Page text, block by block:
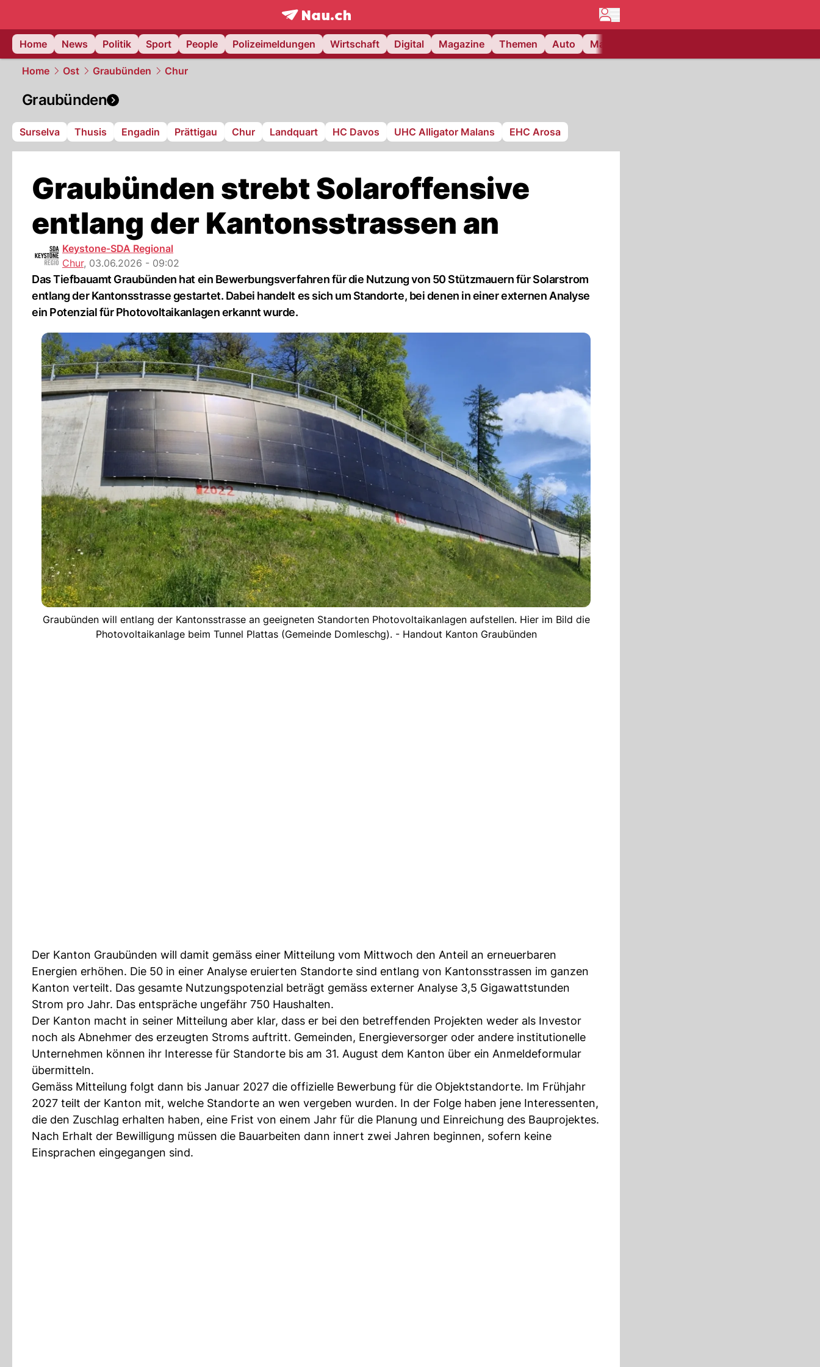
frontpage.NAU.ch
Home
News Politik Sport People Polizeimeldungen Wirtschaft Digital Magazine Themen Auto Matchcenter
Home Ost Graubünden Chur
Graubünden
Surselva Thusis Engadin Prättigau Chur Landquart HC Davos UHC Alligator Malans EHC Arosa
Graubünden strebt Solaroffensive
entlang der Kantonsstrassen an
Keystone-SDA Regional
Chur, 03.06.2026 - 09:02
Das Tiefbauamt Graubünden hat ein Bewerbungsverfahren für die Nutzung von 50 Stützmauern für Solarstrom
entlang der Kantonsstrasse gestartet. Dabei handelt es sich um Standorte, bei denen in einer externen Analyse
ein Potenzial für Photovoltaikanlagen erkannt wurde.
Graubünden will entlang der Kantonsstrasse an geeigneten Standorten Photovoltaikanlagen aufstellen. Hier im Bild die
Photovoltaikanlage beim Tunnel Plattas (Gemeinde Domleschg). - Handout Kanton Graubünden
Der Kanton Graubünden will damit gemäss einer Mitteilung vom Mittwoch den Anteil an erneuerbaren
Energien erhöhen. Die 50 in einer Analyse eruierten Standorte sind entlang von Kantonsstrassen im ganzen
Kanton verteilt. Das gesamte Nutzungspotenzial beträgt gemäss externer Analyse 3,5 Gigawattstunden
Strom pro Jahr. Das entspräche ungefähr 750 Haushalten.
Der Kanton macht in seiner Mitteilung aber klar, dass er bei den betreffenden Projekten weder als Investor
noch als Abnehmer des erzeugten Stroms auftritt. Gemeinden, Energieversorger oder andere institutionelle
Unternehmen können ihr Interesse für Standorte bis am 31. August dem Kanton über ein Anmeldeformular
übermitteln.
Gemäss Mitteilung folgt dann bis Januar 2027 die offizielle Bewerbung für die Objektstandorte. Im Frühjahr
2027 teilt der Kanton mit, welche Standorte an wen vergeben wurden. In der Folge haben jene Interessenten,
die den Zuschlag erhalten haben, eine Frist von einem Jahr für die Planung und Einreichung des Bauprojektes.
Nach Erhalt der Bewilligung müssen die Bauarbeiten dann innert zwei Jahren beginnen, sofern keine
Einsprachen eingegangen sind.